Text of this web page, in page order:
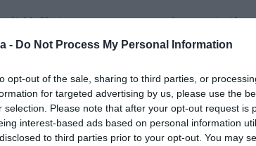
- Do Not Process My Personal Information
opt-out of the sale, sharing to third parties, or
for targeted advertising by us, please use the
selection. Please note that after your opt-out request is
interest-based ads based on personal information
to third parties prior to your opt-out. You may
filmje, a Song Song Song Blue premierjén a
egymásba fonva pózoltak a fotósoknak.
jelent meg, míg barátnője egy mélyen
le a vendégeket.
Kate Hudson is, akivel a vörös szőnyegen